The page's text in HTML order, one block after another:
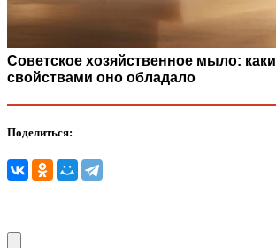
Советское хозяйственное мыло:
свойствами оно обладало
Поделиться: